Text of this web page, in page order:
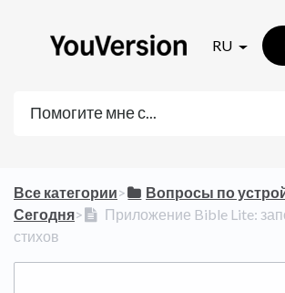
RU
Все категории​>​ ​Вопросы по
Сегодня​>​
Приложение Bible Lite:
стихов